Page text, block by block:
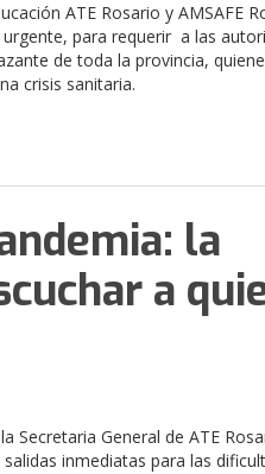
ATE Rosario y AMSAFE
para requerir a las
de toda la provincia,
crisis sanitaria.
la
a
Secretaria General de ATE
inmediatas para las